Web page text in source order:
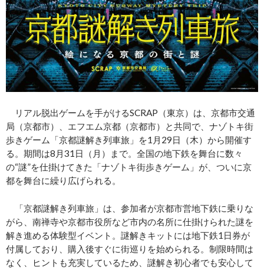
リアル脱出ゲームを手がけるSCRAP（東京）は、京都市交通
局（京都市）、エフエム京都（京都市）と共同で、ナゾトキ街
歩きゲーム「京都謎解き列車旅」を1月29日（木）から開催す
る。期間は8月31日（月）まで。全国の地下鉄を舞台に数々
の“謎”を仕掛けてきた「ナゾトキ街歩きゲーム」が、ついに京
都を舞台に繰り広げられる。
「京都謎解き列車旅」は、参加者が京都市営地下鉄に乗りな
がら、南禅寺や京都市役所など市内の名所に仕掛けられた謎を
解き進める体験型イベント。謎解きキットには地下鉄1日券が
付属しており、購入後すぐに街巡りを始められる。制限時間は
なく、ヒントも充実しているため、謎解き初心者でも安心して